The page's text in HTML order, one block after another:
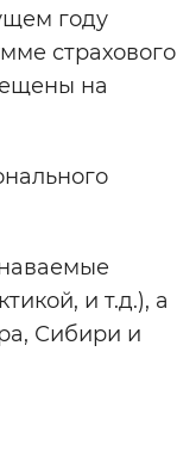
году
страхового
на
и т.д.), а
Сибири и